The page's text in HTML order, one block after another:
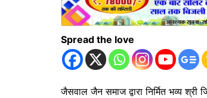
Spread the love
जैसवाल जैन समाज द्वारा निर्मित भव्य